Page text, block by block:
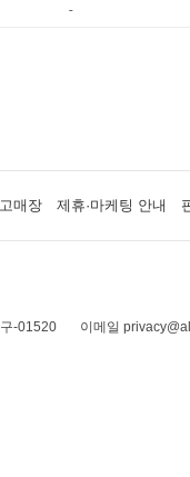
-
매장 제휴·마케팅 안내
-01520
이메일